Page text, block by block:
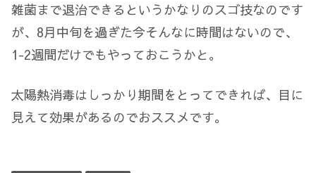
雑菌まで退治できるというかなりのスゴ技なのです
が、8月中旬を過ぎた今そんなに時間はないので、
1-2週間だけでもやっておこうかと。
太陽熱消毒はしっかり期間をとってできれば、目に
見えて効果があるのでおススメです。